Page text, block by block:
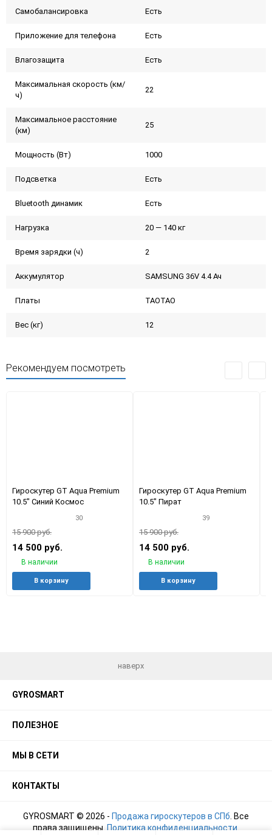
Самобалансировка Есть
Приложение для телефона Есть
Влагозащита Есть
Максимальная скорость (км/
ч)
22
Максимальное расстояние
(км)
25
Мощность (Вт) 1000
Подсветка Есть
Bluetooth динамик Есть
Нагрузка 20 — 140 кг
Время зарядки (ч) 2
Аккумулятор SAMSUNG 36V 4.4 Ач
Платы TAOTAO
Вес (кг) 12
Рекомендуем посмотреть
Гироскутер GT Aqua Premium
10.5" Синий Космос
30
15 900 руб.
14 500 руб.
В наличии
В корзину
Гироскутер GT Aqua Premium
10.5" Пират
39
15 900 руб.
14 500 руб.
В наличии
В корзину
наверх
GYROSMART
ПОЛЕЗНОЕ
МЫ В СЕТИ
КОНТАКТЫ
GYROSMART © 2026 - Продажа гироскутеров в СПб . Все
права защищены. Политика конфиденциальности.